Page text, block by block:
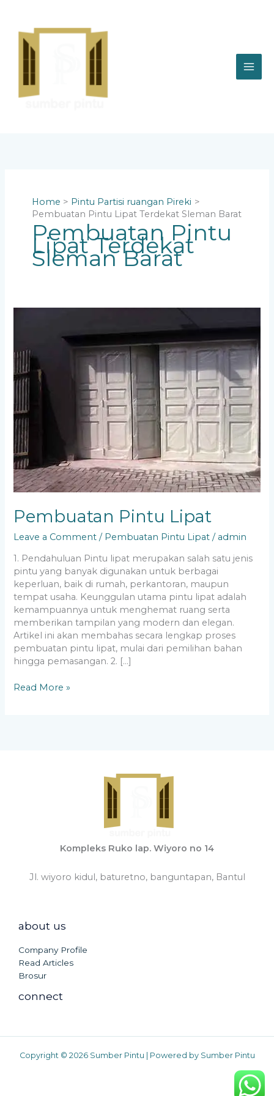
content
Home
Pintu Partisi ruangan Pireki
Pembuatan Pintu Lipat Terdekat Sleman Barat
Pembuatan Pintu
Lipat Terdekat
Sleman Barat
Pembuatan Pintu Lipat
Leave a Comment / Pembuatan Pintu Lipat / admin
1. Pendahuluan Pintu lipat merupakan salah satu jenis
pintu yang banyak digunakan untuk berbagai
keperluan, baik di rumah, perkantoran, maupun
tempat usaha. Keunggulan utama pintu lipat adalah
kemampuannya untuk menghemat ruang serta
memberikan tampilan yang modern dan elegan.
Artikel ini akan membahas secara lengkap proses
pembuatan pintu lipat, mulai dari pemilihan bahan
hingga pemasangan. 2. […]
Read More »
Kompleks Ruko lap. Wiyoro no 14
Jl. wiyoro kidul, baturetno, banguntapan, Bantul
about us
Company Profile
Read Articles
Brosur
connect
Copyright © 2026 Sumber Pintu | Powered by Sumber Pintu